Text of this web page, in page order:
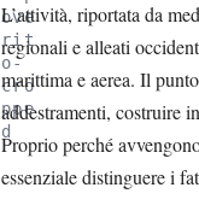
L’attività, riportata da
regionali e alleati
marittima e aerea. Il
addestramenti, costruire
Proprio perché
essenziale distinguere i